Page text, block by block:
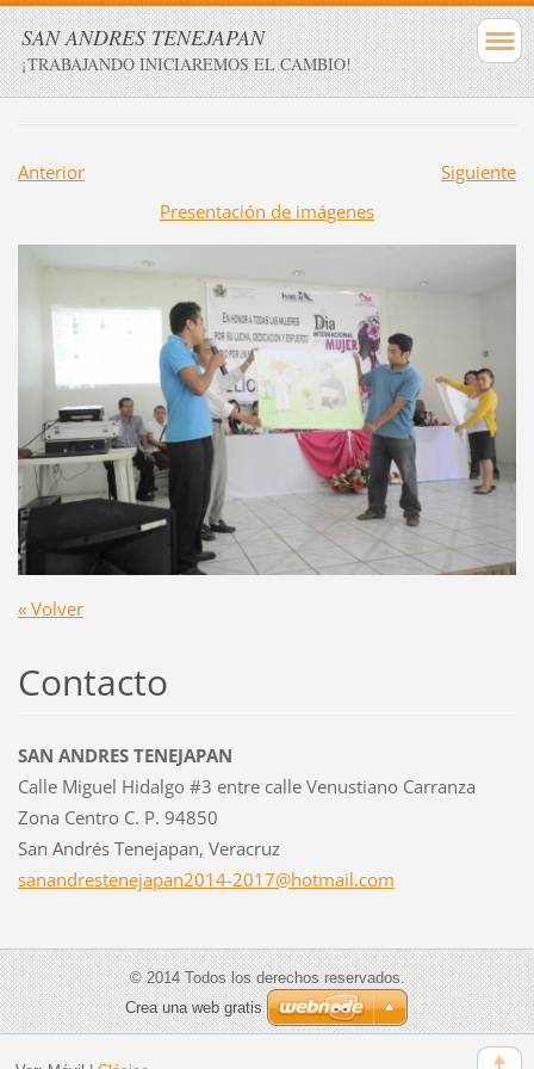
SAN ANDRES TENEJAPAN
¡TRABAJANDO INICIAREMOS EL CAMBIO!
Anterior
Siguiente
Presentación de imágenes
« Volver
Contacto
SAN ANDRES TENEJAPAN
Calle Miguel Hidalgo #3 entre calle Venustiano Carranza
Zona Centro C. P. 94850
San Andrés Tenejapan, Veracruz
sanandrestenejapan2014-2017@hotmail.com
© 2014 Todos los derechos reservados.
Crea una web gratis